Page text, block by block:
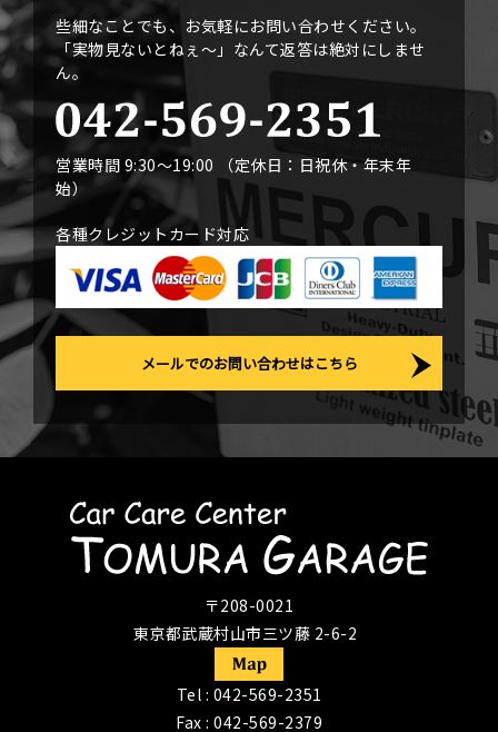
些細なことでも、お気軽にお問い合わせください。
「実物見ないとねぇ〜」なんて返答は絶対にしませ
ん。
営業時間 9:30〜19:00 （定休日：日祝休・年末年
始）
各種クレジットカード対応
メールでのお問い合わせはこちら
〒208-0021
東京都武蔵村山市三ツ藤 2-6-2
Tel : 042-569-2351
Fax : 042-569-2379